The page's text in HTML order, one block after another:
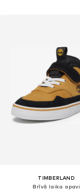
TIMBERLAND
Brīvā laika apavi